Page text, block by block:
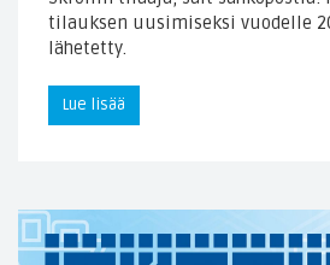
tilauksen uusimiseksi vuodelle
lähetetty.
Lue lisää